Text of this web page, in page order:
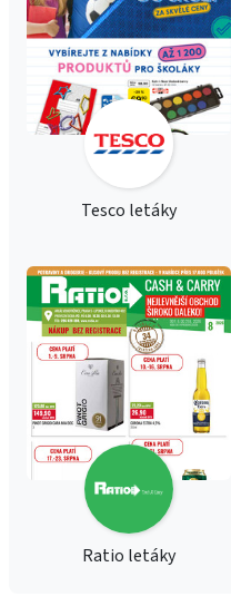
Tesco letáky
Ratio letáky